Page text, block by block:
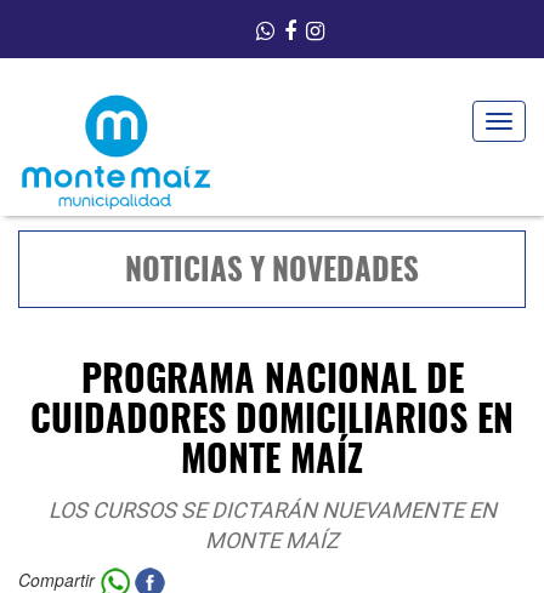
Toggle
NOTICIAS Y NOVEDADES
PROGRAMA NACIONAL DE
CUIDADORES DOMICILIARIOS EN
MONTE MAÍZ
LOS CURSOS SE DICTARÁN NUEVAMENTE EN
MONTE MAÍZ
Compartir